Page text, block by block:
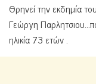
Θρηνεί την εκδημία
Γεώργη
ηλικία 73 ετών .